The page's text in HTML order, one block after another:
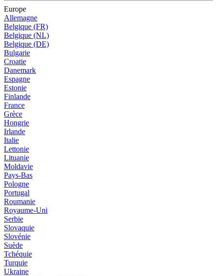
Europe
Allemagne
Belgique (FR)
Belgique (NL)
Belgique (DE)
Bulgarie
Croatie
Danemark
Espagne
Estonie
Finlande
France
Grèce
Hongrie
Irlande
Italie
Lettonie
Lituanie
Moldavie
Pays-Bas
Pologne
Portugal
Roumanie
Royaume-Uni
Serbie
Slovaquie
Slovénie
Suède
Tchéquie
Turquie
Ukraine